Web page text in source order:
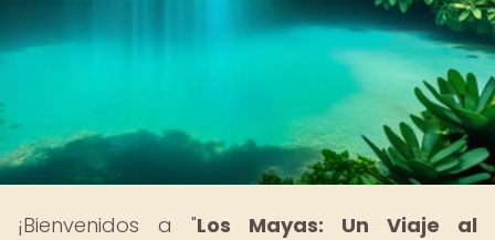
¡Bienvenidos a "Los Mayas: Un Viaje al